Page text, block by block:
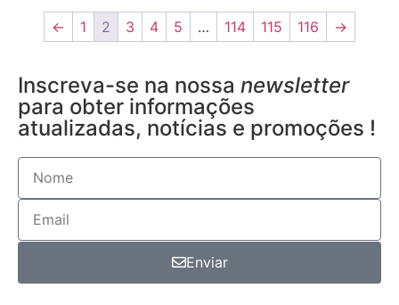
← 1 2 3 4 5 … 114 115 116 →
Inscreva-se na nossa newsletter
para obter informações
atualizadas, notícias e promoções !
Enviar